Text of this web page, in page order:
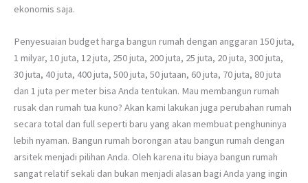
ekonomis saja.
Penyesuaian budget harga bangun rumah dengan anggaran 150 juta,
1 milyar, 10 juta, 12 juta, 250 juta, 200 juta, 25 juta, 20 juta, 300 juta,
30 juta, 40 juta, 400 juta, 500 juta, 50 jutaan, 60 juta, 70 juta, 80 juta
dan 1 juta per meter bisa Anda tentukan. Mau membangun rumah
rusak dan rumah tua kuno? Akan kami lakukan juga perubahan rumah
secara total dan full seperti baru yang akan membuat penghuninya
lebih nyaman. Bangun rumah borongan atau bangun rumah dengan
arsitek menjadi pilihan Anda. Oleh karena itu biaya bangun rumah
sangat relatif sekali dan bukan menjadi alasan bagi Anda yang ingin